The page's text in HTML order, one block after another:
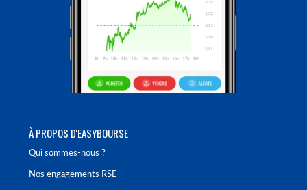
À PROPOS D'EASYBOURSE
Qui sommes-nous ?
Nos engagements RSE